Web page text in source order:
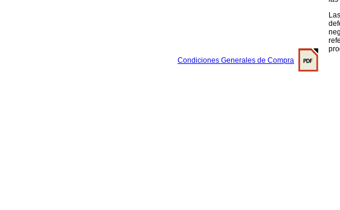
Condiciones Generales de Compra